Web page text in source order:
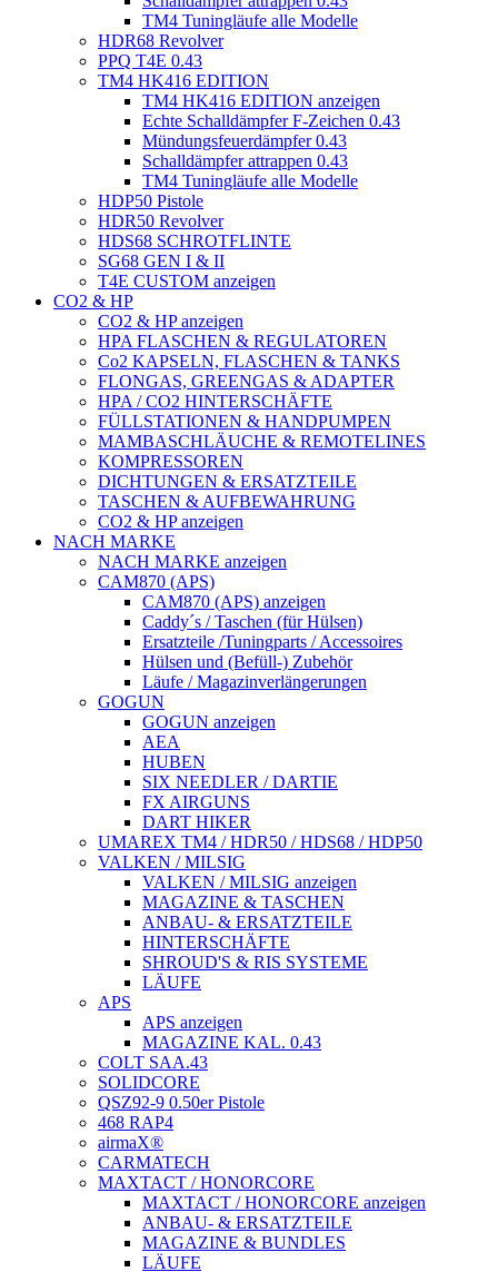
TM4 Tuningläufe alle Modelle
HDR68 Revolver
PPQ T4E 0.43
TM4 HK416 EDITION
TM4 HK416 EDITION anzeigen
Echte Schalldämpfer F-Zeichen 0.43
Mündungsfeuerdämpfer 0.43
Schalldämpfer attrappen 0.43
TM4 Tuningläufe alle Modelle
HDP50 Pistole
HDR50 Revolver
HDS68 SCHROTFLINTE
SG68 GEN I & II
T4E CUSTOM anzeigen
CO2 & HP
CO2 & HP anzeigen
HPA FLASCHEN & REGULATOREN
Co2 KAPSELN, FLASCHEN & TANKS
FLONGAS, GREENGAS & ADAPTER
HPA / CO2 HINTERSCHÄFTE
FÜLLSTATIONEN & HANDPUMPEN
MAMBASCHLÄUCHE & REMOTELINES
KOMPRESSOREN
DICHTUNGEN & ERSATZTEILE
TASCHEN & AUFBEWAHRUNG
CO2 & HP anzeigen
NACH MARKE
NACH MARKE anzeigen
CAM870 (APS)
CAM870 (APS) anzeigen
Caddy´s / Taschen (für Hülsen)
Ersatzteile /Tuningparts / Accessoires
Hülsen und (Befüll-) Zubehör
Läufe / Magazinverlängerungen
GOGUN
GOGUN anzeigen
AEA
HUBEN
SIX NEEDLER / DARTIE
FX AIRGUNS
DART HIKER
UMAREX TM4 / HDR50 / HDS68 / HDP50
VALKEN / MILSIG
VALKEN / MILSIG anzeigen
MAGAZINE & TASCHEN
ANBAU- & ERSATZTEILE
HINTERSCHÄFTE
SHROUD'S & RIS SYSTEME
LÄUFE
APS
APS anzeigen
MAGAZINE KAL. 0.43
COLT SAA.43
SOLIDCORE
QSZ92-9 0.50er Pistole
468 RAP4
airmaX®
CARMATECH
MAXTACT / HONORCORE
MAXTACT / HONORCORE anzeigen
ANBAU- & ERSATZTEILE
MAGAZINE & BUNDLES
LÄUFE